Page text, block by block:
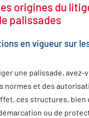
origines du
palissades
en vigueur sur
une palissade, avez-
normes et des
ces structures, bien
ou de